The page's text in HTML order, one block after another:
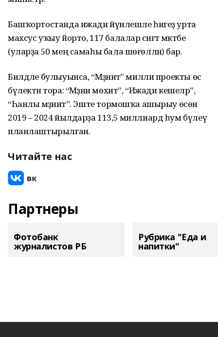
Башҡортостанда ижади йүнәлешле һигеҙ урта
махсус уҡыу йорто, 117 балалар сәнғәт мәктәбе
(уларҙа 50 мең самаһы бала шөғөлләнә) бар.
Билдәле булыуынса, “Мәҙәниәт” милли проекты өс
бүлектән тора: “Мәҙәни мөхит”, “Ижади кешеләр”,
“Һанлы мәҙәниәт”. Эште тормошҡа ашырыу өсөн
2019 – 2024 йылдарҙа 113,5 миллиард һум бүлеү
планлаштырылған.
Читайте нас
Партнеры
Фотобанк
журналистов РБ
Рубрика "Еда и
напитки"